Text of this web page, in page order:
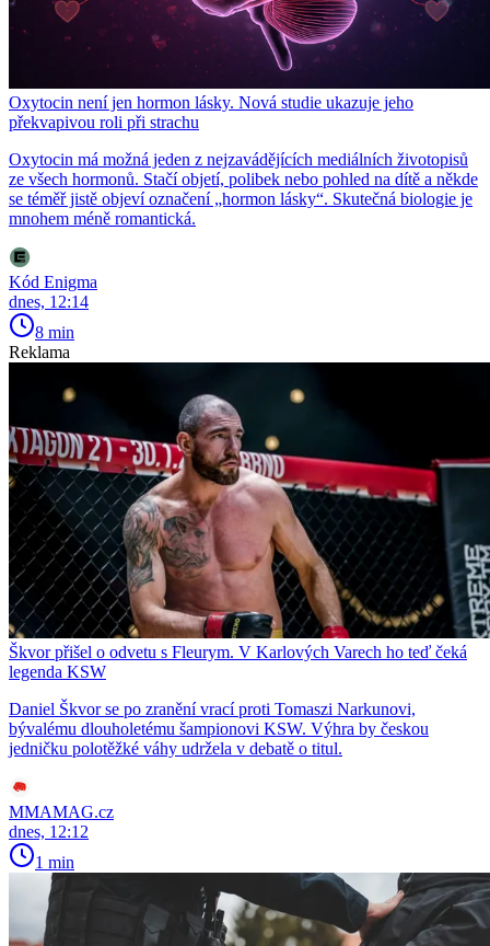
Oxytocin není jen hormon lásky. Nová studie ukazuje jeho
překvapivou roli při strachu
Oxytocin má možná jeden z nejzavádějících mediálních životopisů
ze všech hormonů. Stačí objetí, polibek nebo pohled na dítě a někde
se téměř jistě objeví označení „hormon lásky“. Skutečná biologie je
mnohem méně romantická.
Kód Enigma
dnes, 12:14
8 min
Reklama
Škvor přišel o odvetu s Fleurym. V Karlových Varech ho teď čeká
legenda KSW
Daniel Škvor se po zranění vrací proti Tomaszi Narkunovi,
bývalému dlouholetému šampionovi KSW. Výhra by českou
jedničku polotěžké váhy udržela v debatě o titul.
MMAMAG.cz
dnes, 12:12
1 min